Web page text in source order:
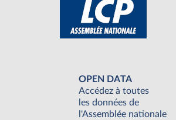
OPEN DATA
Accédez à toutes
les données de
l'Assemblée nationale